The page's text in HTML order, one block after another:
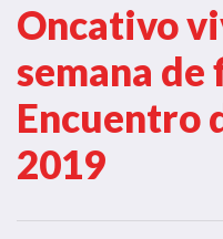
Oncativo
semana de
Encuentro
2019